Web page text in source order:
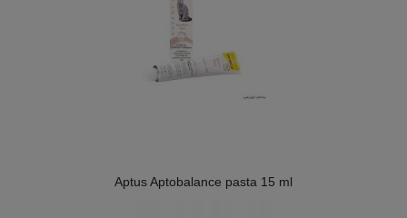
Aptus Aptobalance pasta 15 ml